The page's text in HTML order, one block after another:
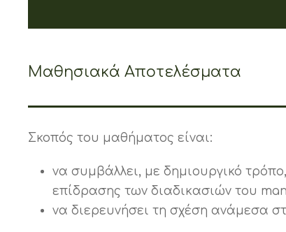
Μαθησιακά Αποτελέσματα
Σκοπός του μαθήματος είναι:
να συμβάλλει, με δημιουργικό
επίδρασης των διαδικασιών του
να διερευνήσει τη σχέση ανάμεσα